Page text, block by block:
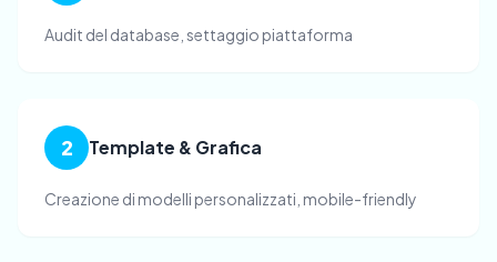
Audit del database, settaggio piattaforma
2 Template & Grafica
Creazione di modelli personalizzati, mobile-friendly